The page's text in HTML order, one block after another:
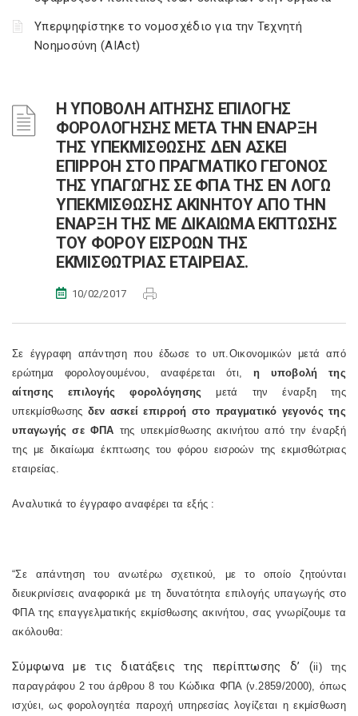
Υπερψηφίστηκε το νομοσχέδιο για την Τεχνητή
Νοημοσύνη (AIAct)
Η ΥΠΟΒΟΛΗ ΑΙΤΗΣΗΣ ΕΠΙΛΟΓΗΣ
ΦΟΡΟΛΟΓΗΣΗΣ ΜΕΤΑ ΤΗΝ ΕΝΑΡΞΗ
ΤΗΣ ΥΠΕΚΜΙΣΘΩΣΗΣ ΔΕΝ ΑΣΚΕΙ
ΕΠΙΡΡΟΗ ΣΤΟ ΠΡΑΓΜΑΤΙΚΟ ΓΕΓΟΝΟΣ
ΤΗΣ ΥΠΑΓΩΓΗΣ ΣΕ ΦΠΑ ΤΗΣ ΕΝ ΛΟΓΩ
ΥΠΕΚΜΙΣΘΩΣΗΣ ΑΚΙΝΗΤΟΥ ΑΠΟ ΤΗΝ
ΕΝΑΡΞΗ ΤΗΣ ΜΕ ΔΙΚΑΙΩΜΑ ΕΚΠΤΩΣΗΣ
ΤΟΥ ΦΟΡΟΥ ΕΙΣΡΟΩΝ ΤΗΣ
ΕΚΜΙΣΘΩΤΡΙΑΣ ΕΤΑΙΡΕΙΑΣ.
10/02/2017
Σε έγγραφη απάντηση που έδωσε το υπ.Οικονομικών μετά από
ερώτημα φορολογουμένου, αναφέρεται ότι, η υποβολή της
αίτησης επιλογής φορολόγησης
μετά την έναρξη της
υπεκμίσθωσης δεν ασκεί επιρροή στο πραγματικό γεγονός της
υπαγωγής σε ΦΠΑ της υπεκμίσθωσης ακινήτου από την έναρξή
της με δικαίωμα έκπτωσης του φόρου εισροών της εκμισθώτριας
εταιρείας.
Αναλυτικά το έγγραφο αναφέρει τα εξής :
“Σε απάντηση του ανωτέρω σχετικού, με το οποίο ζητούνται
διευκρινίσεις αναφορικά με τη δυνατότητα επιλογής υπαγωγής στο
ΦΠΑ της επαγγελματικής εκμίσθωσης ακινήτου, σας γνωρίζουμε τα
ακόλουθα:
Σύμφωνα με τις διατάξεις της περίπτωσης δ’ (ii) της
παραγράφου 2 του άρθρου 8 του Κώδικα ΦΠΑ (ν.2859/2000), όπως
ισχύει, ως φορολογητέα παροχή υπηρεσίας λογίζεται η εκμίσθωση